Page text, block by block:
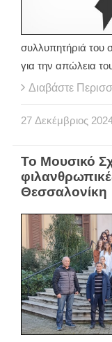
συλλυπητήριά του
για την απώλεια
Διαβάστε
27 Δεκέμβριος
Το Μουσικό
Θεσσαλονίκη